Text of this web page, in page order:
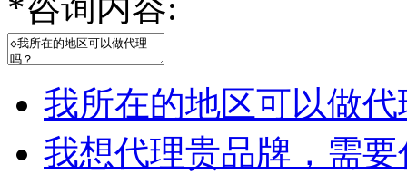
*咨询内容:
我所在的地区可以做
我想代理贵品牌，需